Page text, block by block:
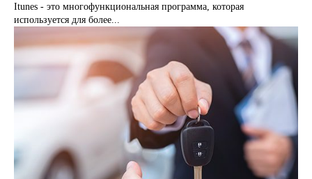
Itunes - это многофункциональная программа, которая
используется для более...